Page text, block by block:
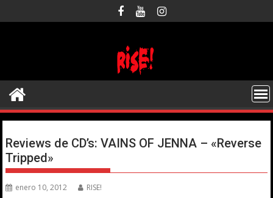
al
Reviews de CD’s: VAINS OF JENNA – «Reverse
Tripped»
enero 10, 2012 RISE!